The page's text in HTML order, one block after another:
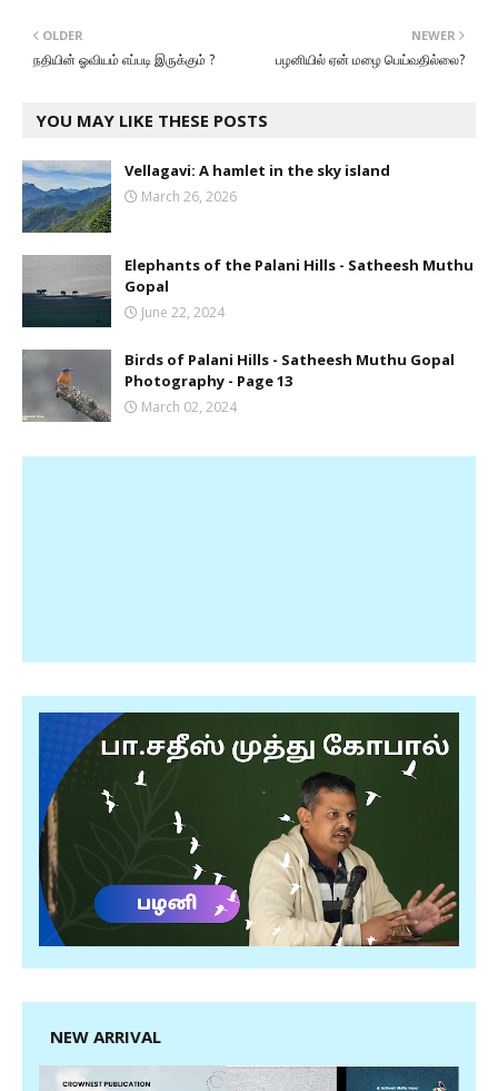
NEWER
பழனியில் ஏன் மழை பெய்வதில்லை?
OLDER
நதியின் ஓவியம் எப்படி இருக்கும் ?
YOU MAY LIKE THESE POSTS
Vellagavi: A hamlet in the sky island
March 26, 2026
Elephants of the Palani Hills - Satheesh Muthu
Gopal
June 22, 2024
Birds of Palani Hills - Satheesh Muthu Gopal
Photography - Page 13
March 02, 2024
NEW ARRIVAL